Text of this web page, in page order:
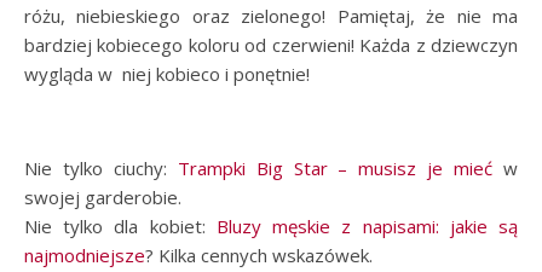
różu, niebieskiego oraz zielonego! Pamiętaj, że nie ma
bardziej kobiecego koloru od czerwieni! Każda z dziewczyn
wygląda w niej kobieco i ponętnie!
Nie tylko ciuchy: Trampki Big Star – musisz je mieć w
swojej garderobie.
Nie tylko dla kobiet: Bluzy męskie z napisami: jakie są
najmodniejsze? Kilka cennych wskazówek.